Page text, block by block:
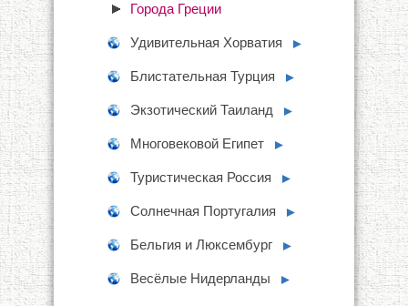
Города Греции
Удивительная Хорватия ►
Блистательная Турция ►
Экзотический Таиланд ►
Многовековой Египет ►
Туристическая Россия ►
Солнечная Португалия ►
Бельгия и Люксембург ►
Весёлые Нидерланды ►